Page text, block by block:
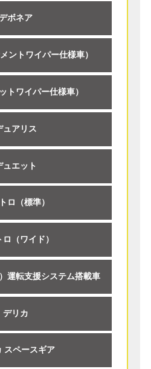
ボネア
ントワイパー仕様車）
トワイパー仕様車）
ュアリス
ュエット
ロ（標準）
（ワイド）
運転支援システム搭載車
デリカ
スペースギア